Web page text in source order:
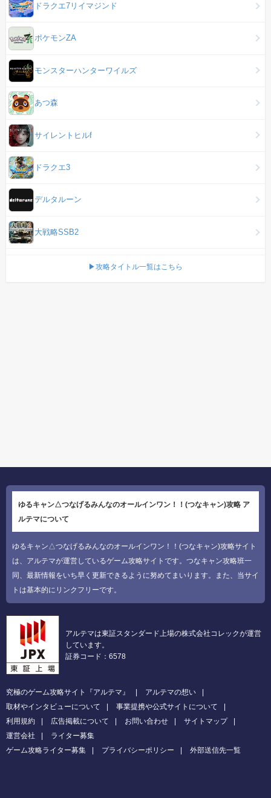
ドラクエ7リイマジンド
ポケモンZA
モンスターハンターワイルズ
あつ森
サイレントヒルf
ドラクエ3
デルタルーン
大戦略SSB2
▶攻略タイトル一覧はこちら
ゆるキャン△つなげるみんなのオールインワン！！(つなキャン)攻略 ア
ルテマについて
ゆるキャン△つなげるみんなのオールインワン！！(つなキャン)攻略サイト
は、アルテマが運営しているゲーム攻略サイトです。つなキャン攻略班一
同、最新情報をいち早く更新できるように努めてまいります。また、当サイ
トは基本的にリンクフリーです。
アルテマは東証スタンダード上場の株式会社コレックが運営
しています。
証券コード：6578
究極のゲーム攻略サイト『アルテマ』
アルテマの想い
取材やインタビューについて
事業提携や公式サイトについて
利用規約
広告掲載について お問い合わせ
サイトマップ
運営会社
ライター募集
ゲーム攻略ライター募集
プライバシーポリシー 外部送信先一覧